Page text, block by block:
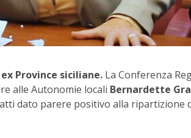
Province siciliane. La Conferenza
alle Autonomie locali Bernardette
dato parere positivo alla ripartizione